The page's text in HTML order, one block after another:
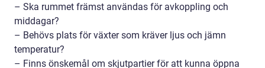
– Ska rummet främst användas för avkoppling och
middagar?
– Behövs plats för växter som kräver ljus och jämn
temperatur?
– Finns önskemål om skjutpartier för att kunna öppna